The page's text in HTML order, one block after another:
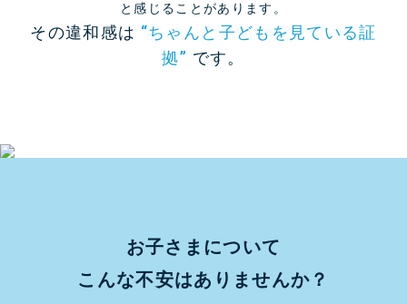
と感じることがあります。
その違和感は “ちゃんと子どもを見ている証
拠” です。
お子さまについて
こんな不安はありませんか？